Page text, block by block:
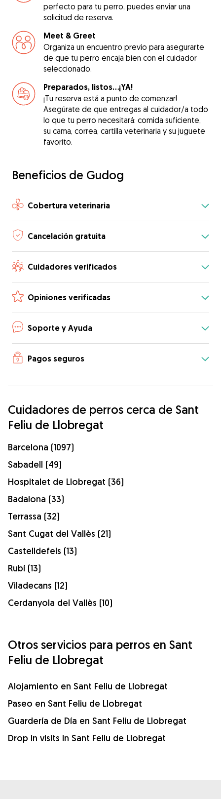
perfecto para tu perro, puedes enviar una
solicitud de reserva.
Meet & Greet
Organiza un encuentro previo para asegurarte
de que tu perro encaja bien con el cuidador
seleccionado.
Preparados, listos...¡YA!
¡Tu reserva está a punto de comenzar!
Asegúrate de que entregas al cuidador/a todo
lo que tu perro necesitará: comida suficiente,
su cama, correa, cartilla veterinaria y su juguete
favorito.
Beneficios de Gudog
Cobertura veterinaria
Cancelación gratuita
Cuidadores verificados
Opiniones verificadas
Soporte y Ayuda
Pagos seguros
Cuidadores de perros cerca de Sant
Feliu de Llobregat
Barcelona (1097)
Sabadell (49)
Hospitalet de Llobregat (36)
Badalona (33)
Terrassa (32)
Sant Cugat del Vallès (21)
Castelldefels (13)
Rubí (13)
Viladecans (12)
Cerdanyola del Vallès (10)
Otros servicios para perros en Sant
Feliu de Llobregat
Alojamiento en Sant Feliu de Llobregat
Paseo en Sant Feliu de Llobregat
Guardería de Día en Sant Feliu de Llobregat
Drop in visits in Sant Feliu de Llobregat